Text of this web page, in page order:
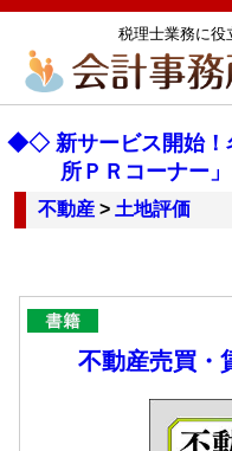
税理士業務に役
◆◇ 新サービス開始！
所ＰＲコーナー
不動産 > 土地評価
不動産売買・